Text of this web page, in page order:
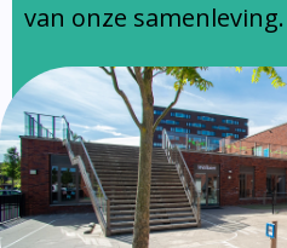
van onze samenleving.